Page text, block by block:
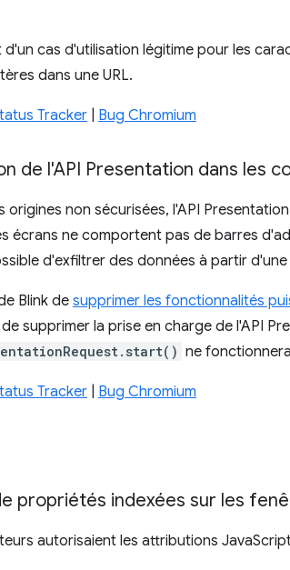
cas d'utilisation légitime pour les
dans une URL.
Tracker Bug Chromium
de l'API Presentation dans les
origines non sécurisées, l'API
écrans ne comportent pas de barres
d'exfiltrer des données à partir
Blink desupprimer les fonctionnalités
supprimer la prise en charge de l'API
ne
Tracker Bug Chromium
propriétés indexées sur les
autorisaient les attributions